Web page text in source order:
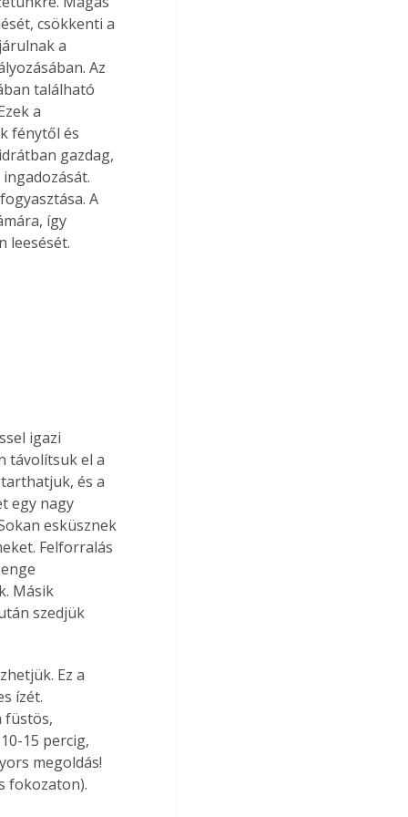
csökkenti a
a
Az
található
a
fénytől és
gazdag,
A
így
leesését.
igazi
távolítsuk el a
és a
egy nagy
esküsznek
Felforralás
Másik
szedjük
Ez a
ízét.
füstös,
15 percig,
megoldás!
fokozaton).